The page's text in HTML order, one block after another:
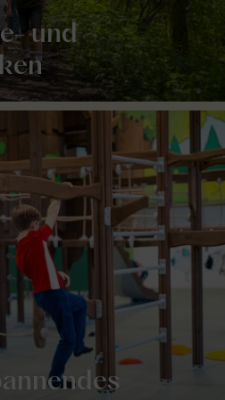
und